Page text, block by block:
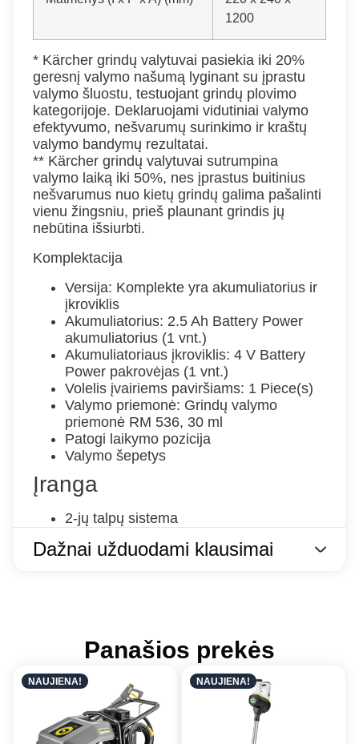
1200
* Kärcher grindų valytuvai pasiekia iki 20%
geresnį valymo našumą lyginant su įprastu
valymo šluostu, testuojant grindų plovimo
kategorijoje. Deklaruojami vidutiniai valymo
efektyvumo, nešvarumų surinkimo ir kraštų
valymo bandymų rezultatai.
** Kärcher grindų valytuvai sutrumpina
valymo laiką iki 50%, nes įprastus buitinius
nešvarumus nuo kietų grindų galima pašalinti
vienu žingsniu, prieš plaunant grindis jų
nebūtina išsiurbti.
Komplektacija
Versija: Komplekte yra akumuliatorius ir
įkroviklis
Akumuliatorius: 2.5 Ah Battery Power
akumuliatorius (1 vnt.)
Akumuliatoriaus įkroviklis: 4 V Battery
Power pakrovėjas (1 vnt.)
Volelis įvairiems paviršiams: 1 Piece(s)
Valymo priemonė: Grindų valymo
priemonė RM 536, 30 ml
Patogi laikymo pozicija
Valymo šepetys
Įranga
2-jų talpų sistema
Dažnai užduodami klausimai
Panašios prekės
NAUJIENA! NAUJIENA!